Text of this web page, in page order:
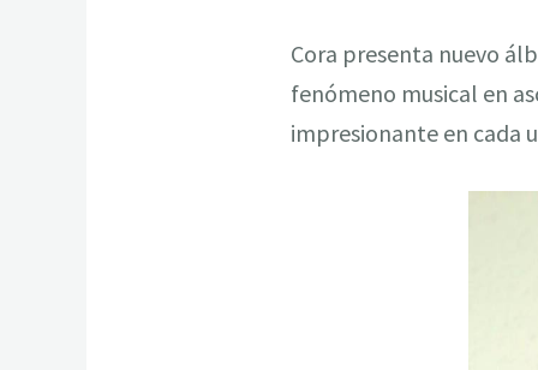
Cora presenta nuevo
fenómeno musical en
impresionante en cada